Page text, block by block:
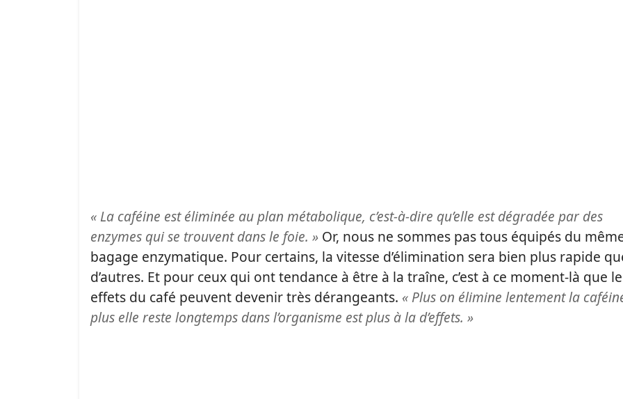
« La caféine est éliminée au plan métabolique, c’est-à-dire qu’elle est dégradée par des
enzymes qui se trouvent dans le foie. » Or, nous ne sommes pas tous équipés du
bagage enzymatique. Pour certains, la vitesse d’élimination sera bien plus rapide
d’autres. Et pour ceux qui ont tendance à être à la traîne, c’est à ce moment-là que
effets du café peuvent devenir très dérangeants. « Plus on élimine lentement la
plus elle reste longtemps dans l’organisme est plus à la d’effets. »